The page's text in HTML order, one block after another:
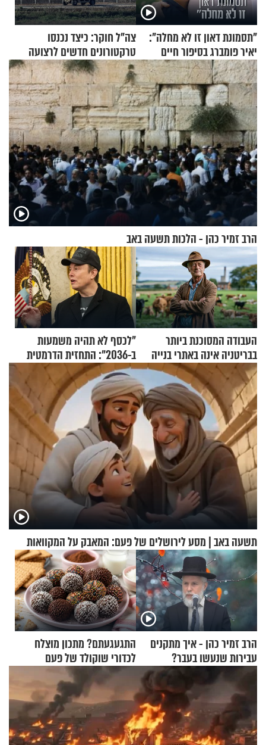
"תסמונת דאון זו לא מחלה":
יאיר פומברג בסיפור חיים
מעורר השראה
צה"ל חוקר: כיצד נכנסו
טרקטורונים חדשים לרצועה
הרב זמיר כהן - הלכות תשעה באב
העבודה המסוכנת ביותר
בבריטניה אינה באתרי בנייה
אלא דווקא בשדות
"לכסף לא תהיה משמעות
ב-2036": התחזית הדרמטית
של אילון מאסק על עתיד
הכלכלה
תשעה באב | מסע לירושלים של פעם: המאבק על המקוואות
הרב זמיר כהן - איך מתקנים
עבירות שנעשו בעבר?
התגעגעתם? מתכון מוצלח
לכדורי שוקולד של פעם